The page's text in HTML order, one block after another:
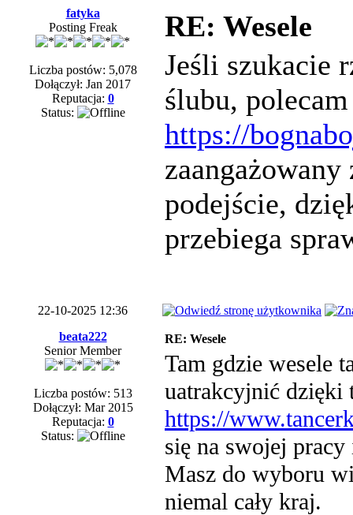
fatyka
Posting Freak
Liczba postów: 5,078
Dołączył: Jan 2017
Reputacja: 0
Status:
RE: Wesele
Jeśli szukacie
ślubu,
https://
podejście,
przebiega
22-10-2025 12:36
beata222
Senior Member
Liczba postów: 513
Dołączył: Mar 2015
Reputacja: 0
Status:
RE: Wesele
Tam gdzie wesele
uatrakcyjnić dzięki
https://
się na swojej pracy
Masz do wyboru
niemal cały kraj.